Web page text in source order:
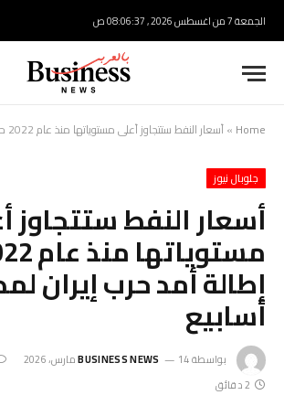
الجمعة 7 من اغسطس 2026 , 08:06:38 ص
Home
»أسعار النفط ستتجاوز أعلى مستوياتها منذ عام 2022 حال إطالة أمد حرب إيران لمدة 3 أسابيع
جلوبال نيوز
أسعار النفط ستتجاوز
أسابيع
بواسطة BUSINESS NEWS 14 مارس، 2026
2 دقائق